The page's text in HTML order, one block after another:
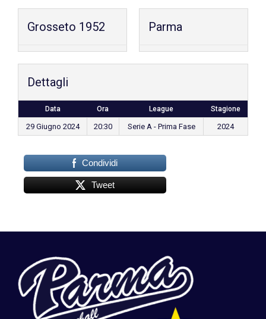
Grosseto 1952 Parma
Dettagli
Data Ora League Stagione
29 Giugno 2024 20:30 Serie A - Prima Fase 2024
Condividi
Tweet